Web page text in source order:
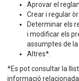
Aprovar el
Crear i regular
Determinar els
i modificar els
assumptes de
Altres*.
*Es pot consultar la
informació